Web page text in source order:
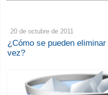
20 de octubre de 2011
¿Cómo se pueden
vez?